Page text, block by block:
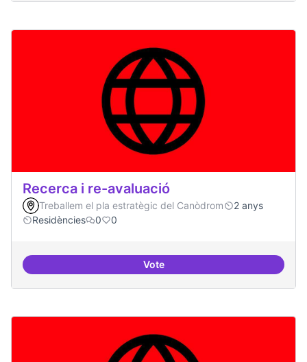
Recerca i re-avaluació
Treballem el pla estratègic del Canòdrom
2 anys
Residències
0 0
VoteRecerca i re-avaluació